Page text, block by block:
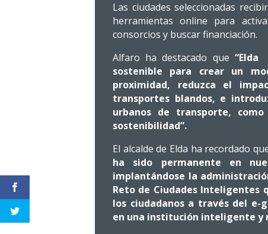
Las ciudades seleccionadas
herramientas online para
consorcios y buscar financiación.
Alfaro ha destacado que
sostenible para crear un
proximidad, reduzca el
transportes blandos, e
urbanos de transporte,
sostenibilidad”.
El alcalde de Elda ha recordado
ha sido permanente en
implantándose la
Reto de Ciudades Inteligentes
los ciudadanos a través del
en una institución inteligente y